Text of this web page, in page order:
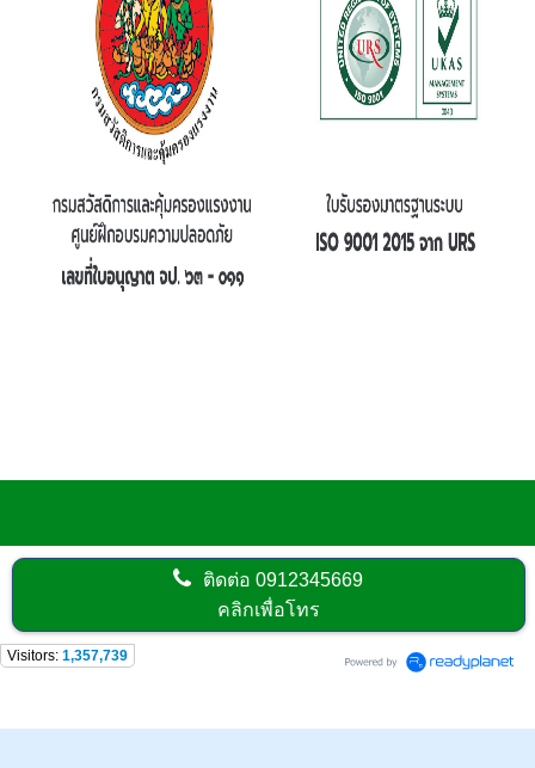
ติดต่อ0912345669
คลิกเพื่อโทร
Visitors: 1,357,739